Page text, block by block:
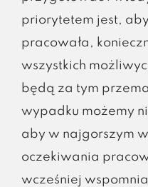
priorytetem jest,
pracowała,
wszystkich
będą za tym
wypadku możemy
aby w najgorszym
oczekiwania
wcześniej